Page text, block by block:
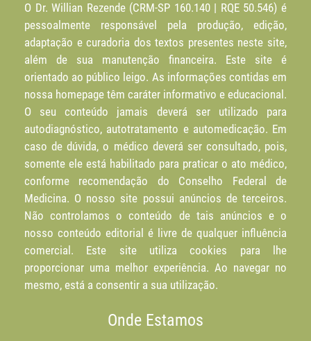
O Dr. Willian Rezende (CRM-SP 160.140 | RQE 50.546) é
pessoalmente responsável pela produção, edição,
adaptação e curadoria dos textos presentes neste site,
além de sua manutenção financeira. Este site é
orientado ao público leigo. As informações contidas em
nossa homepage têm caráter informativo e educacional.
O seu conteúdo jamais deverá ser utilizado para
autodiagnóstico, autotratamento e automedicação. Em
caso de dúvida, o médico deverá ser consultado, pois,
somente ele está habilitado para praticar o ato médico,
conforme recomendação do Conselho Federal de
Medicina. O nosso site possui anúncios de terceiros.
Não controlamos o conteúdo de tais anúncios e o
nosso conteúdo editorial é livre de qualquer influência
comercial. Este site utiliza cookies para lhe
proporcionar uma melhor experiência. Ao navegar no
mesmo, está a consentir a sua utilização.
Onde Estamos